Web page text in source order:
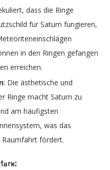
dass die Ringe
für Saturn fungieren,
in den Ringen gefangen
erreichen.
: Die ästhetische und
Ringe macht Saturn zu
am häufigsten
was das
fördert.